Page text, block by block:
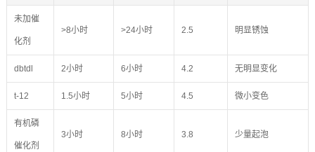
未加催
化剂
>8小时 >24小时 2.5 明显锈蚀
dbtdl 2小时 6小时 4.2 无明显变化
t-12 1.5小时 5小时 4.5 微小变色
有机磷
催化剂
3小时 8小时 3.8 少量起泡